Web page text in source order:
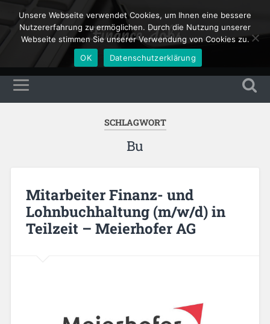
Finance Jobs
SCHLAGWORT
Bu
Mitarbeiter Finanz- und
Lohnbuchhaltung (m/w/d) in
Teilzeit – Meierhofer AG
Unsere Webseite verwendet Cookies, um Ihnen eine bessere
Nutzererfahrung zu ermöglichen. Durch die Nutzung unserer
Webseite stimmen Sie unserer Verwendung von Cookies zu.
OK
Datenschutzerklärung